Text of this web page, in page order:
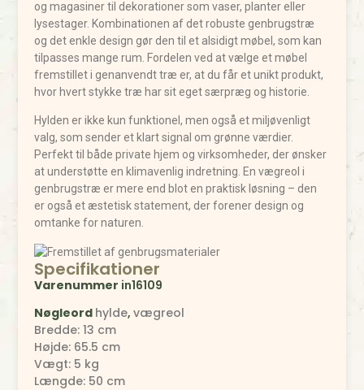
og magasiner til dekorationer som vaser, planter eller
lysestager. Kombinationen af det robuste genbrugstræ
og det enkle design gør den til et alsidigt møbel, som kan
tilpasses mange rum. Fordelen ved at vælge et møbel
fremstillet i genanvendt træ er, at du får et unikt produkt,
hvor hvert stykke træ har sit eget særpræg og historie.
Hylden er ikke kun funktionel, men også et miljøvenligt
valg, som sender et klart signal om grønne værdier.
Perfekt til både private hjem og virksomheder, der ønsker
at understøtte en klimavenlig indretning. En vægreol i
genbrugstræ er mere end blot en praktisk løsning – den
er også et æstetisk statement, der forener design og
omtanke for naturen.
Specifikationer
Varenummer in16109
Nøgleord hylde,vægreol
Bredde: 13 cm
Højde: 65.5 cm
Vægt: 5 kg
Længde: 50 cm